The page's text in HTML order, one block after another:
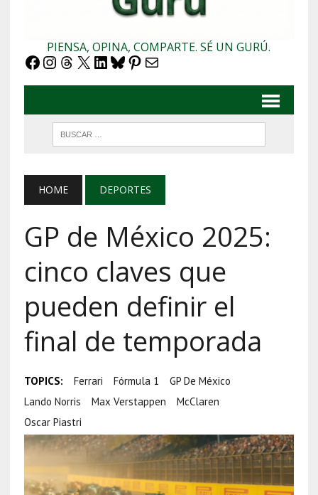
PIENSA, OPINA, COMPARTE. SÉ UN GURÚ.
Facebook
Instagram
Threads
X LinkedIn
Bluesky
Pinterest
Correo electrónico
HOME DEPORTES
GP de México 2025:
cinco claves que
pueden definir el
final de temporada
TOPICS: Ferrari Fórmula 1
GP De México
Lando Norris
Max Verstappen
McClaren
Oscar Piastri